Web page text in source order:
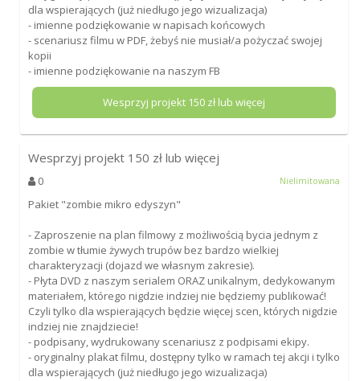
dla wspierających (już niedługo jego wizualizacja)
- imienne podziękowanie w napisach końcowych
- scenariusz filmu w PDF, żebyś nie musiał/a pożyczać swojej
kopii
- imienne podziękowanie na naszym FB
Wesprzyj projekt 150zł lub więcej
Wesprzyj projekt 150 zł lub więcej
0 Nielimitowana
Pakiet "zombie mikro edyszyn"
- Zaproszenie na plan filmowy z możliwością bycia jednym z
zombie w tłumie żywych trupów bez bardzo wielkiej
charakteryzacji (dojazd we własnym zakresie).
- Płyta DVD z naszym serialem ORAZ unikalnym, dedykowanym
materiałem, którego nigdzie indziej nie będziemy publikować!
Czyli tylko dla wspierających będzie więcej scen, których nigdzie
indziej nie znajdziecie!
- podpisany, wydrukowany scenariusz z podpisami ekipy.
- oryginalny plakat filmu, dostępny tylko w ramach tej akcji i tylko
dla wspierających (już niedługo jego wizualizacja)